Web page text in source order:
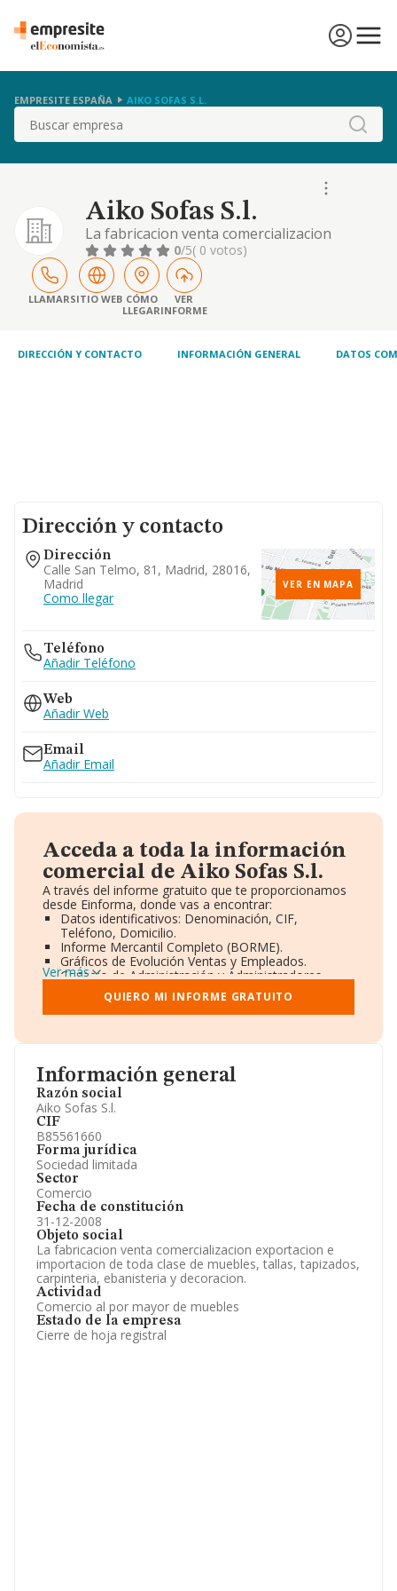
EMPRESITE ESPAÑA AIKO SOFAS S.L.
Buscar
Aiko Sofas S.l.
La fabricacion venta comercializacion
exportacion e importacion de toda clase de
muebles, tallas, tapizados, carpinteria,
ebanisteria y decoracion.
0/5( 0 votos)
LLAMARSITIO WEB CÓMO
LLEGAR
VER
INFORME
DIRECCIÓN Y CONTACTO INFORMACIÓN GENERAL DATOS
Información general
Razón social
Aiko Sofas S.l.
CIF
B85561660
Forma jurídica
Sociedad limitada
Sector
Comercio
Fecha de constitución
31-12-2008
Objeto social
La fabricacion venta comercializacion exportacion e
importacion de toda clase de muebles, tallas, tapizados,
carpinteria, ebanisteria y decoracion.
Actividad
Comercio al por mayor de muebles
Estado de la empresa
Cierre de hoja registral
Dirección y contacto
Dirección
Calle San Telmo, 81, Madrid, 28016,
Madrid
Como llegar
VER EN MAPA
Teléfono
Añadir Teléfono
Web
Añadir Web
Email
Añadir Email
Acceda a toda la información
comercial de Aiko Sofas S.l.
A través del informe gratuito que te proporcionamos
desde Einforma, donde vas a encontrar:
Datos identificativos: Denominación, CIF,
Teléfono, Domicilio.
Informe Mercantil Completo (BORME).
Gráficos de Evolución Ventas y Empleados.
Consejo de Administración y Administradores.
Directivos y Ejecutivos.
Accionistas.
Participaciones y Vinculaciones en otras empresas.
Información oficial y registral complementaria.
Ver más
QUIERO MI INFORME GRATUITO